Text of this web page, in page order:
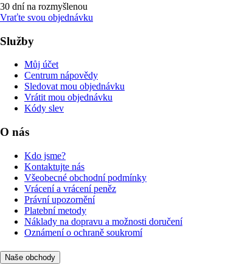
30 dní na rozmyšlenou
Vraťte svou objednávku
Služby
Můj účet
Centrum nápovědy
Sledovat mou objednávku
Vrátit mou objednávku
Kódy slev
O nás
Kdo jsme?
Kontaktujte nás
Všeobecné obchodní podmínky
Vrácení a vrácení peněz
Právní upozornění
Platební metody
Náklady na dopravu a možnosti doručení
Oznámení o ochraně soukromí
Naše obchody